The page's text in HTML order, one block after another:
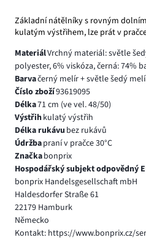
Základní nátělníky s rovným
kulatým výstřihem, lze prát v
MateriálVrchný materiál: světle
polyester, 6% viskóza, černá: 74%
Barvačerný melír + světle šedý
Číslo zboží93619095
Délka71 cm (ve vel. 48/50)
Výstřihkulatý výstřih
Délka rukávu bez rukávů
Údržbapraní v pračce 30°C
Značkabonprix
Hospodářský subjekt odpovědný
bonprix Handelsgesellschaft mbH
Haldesdorfer Straße 61
22179 Hamburk
Německo
Kontakt: https://www.bonprix.cz/